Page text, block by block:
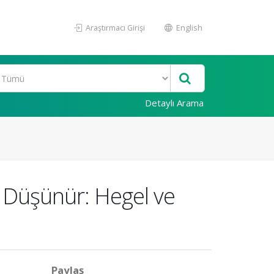
Araştırmacı Girişi English
Detaylı Arama
Hegel ve
Paylaş